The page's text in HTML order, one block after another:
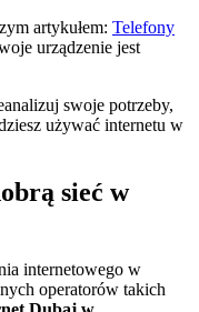
artykułem: Telefony
urządzenie jest
swoje potrzeby,
używać internetu w
sieć w
internetowego w
operatorów takich